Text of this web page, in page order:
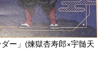
ー」(煉獄杏寿郎×宇髄天